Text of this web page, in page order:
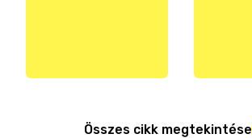
Összes cikk megtekintése